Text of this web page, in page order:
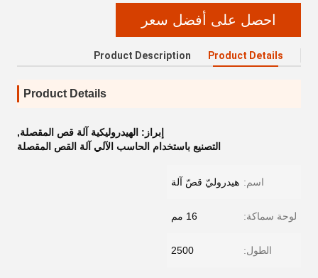
احصل على أفضل سعر
Product Details
Product Description
Product Details
إبراز: الهيدروليكية آلة قص المقصلة,
التصنيع باستخدام الحاسب الآلي آلة القص المقصلة
اسم: هيدروليّ قصّ آلة
لوحة سماكة: 16 مم
الطول: 2500